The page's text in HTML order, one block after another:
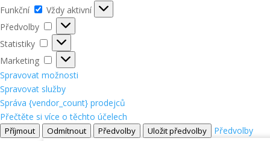
Funkční
Funkční
Vždy aktivní
Předvolby
Předvolby
Statistiky
Statistiky
Marketing
Marketing
Spravovat možnosti
Spravovat služby
Správa {vendor_count} prodejců
Přečtěte si více o těchto účelech
Příjmout Odmítnout Předvolby Uložit předvolby Předvolby